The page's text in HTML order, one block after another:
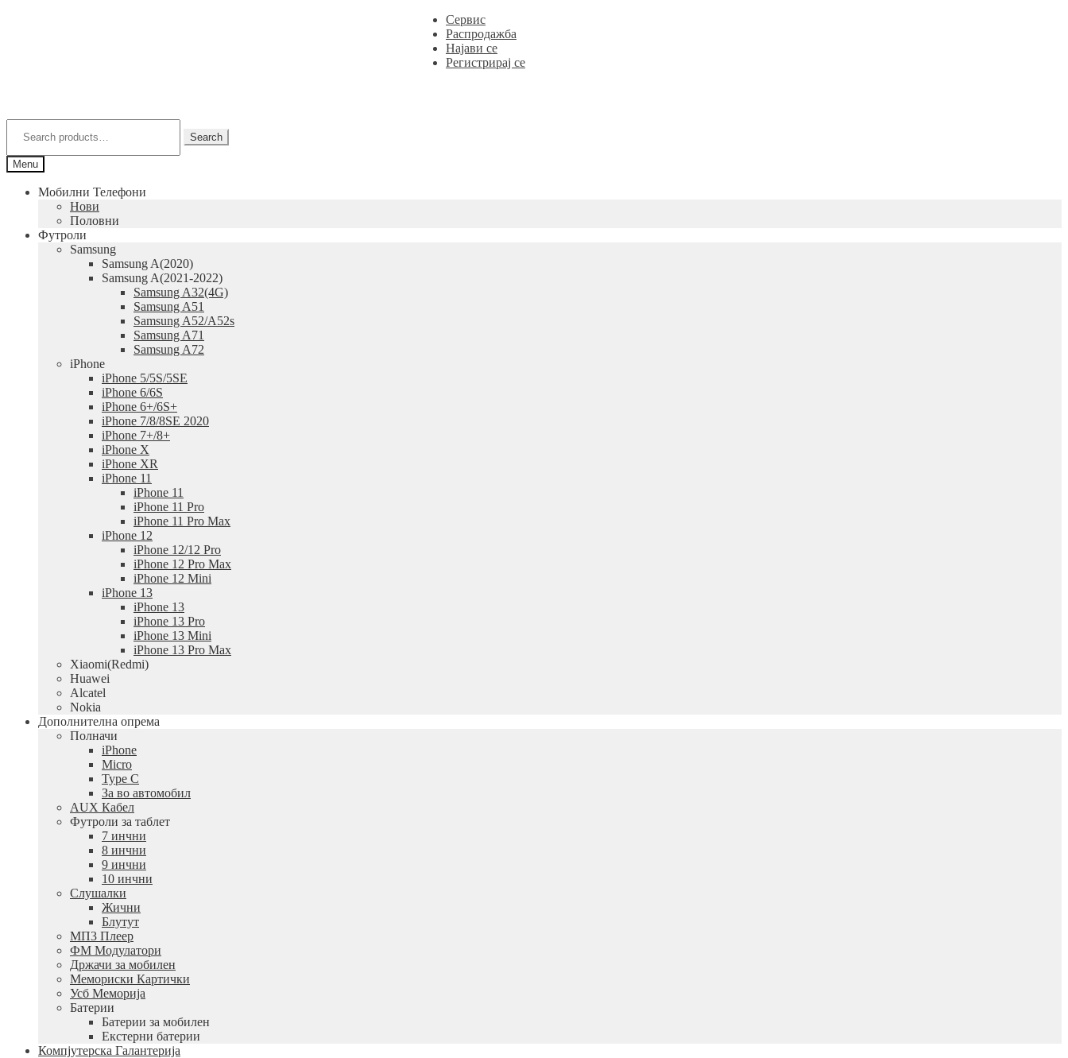
Сервис
Распродажба
Најави се
Регистрирај се
Search
Menu
Мобилни Телефони
Нови
Половни
Футроли
Samsung
Samsung A(2020)
Samsung A(2021-2022)
Samsung A32(4G)
Samsung A51
Samsung A52/A52s
Samsung A71
Samsung A72
iPhone
iPhone 5/5S/5SE
iPhone 6/6S
iPhone 6+/6S+
iPhone 7/8/8SE 2020
iPhone 7+/8+
iPhone X
iPhone XR
iPhone 11
iPhone 11
iPhone 11 Pro
iPhone 11 Pro Max
iPhone 12
iPhone 12/12 Pro
iPhone 12 Pro Max
iPhone 12 Mini
iPhone 13
iPhone 13
iPhone 13 Pro
iPhone 13 Mini
iPhone 13 Pro Max
Xiaomi(Redmi)
Huawei
Alcatel
Nokia
Дополнителна опрема
Полначи
iPhone
Micro
Type C
За во автомобил
AUX Кабел
Футроли за таблет
7 инчни
8 инчни
9 инчни
10 инчни
Слушалки
Жични
Блутут
МП3 Плеер
ФМ Модулатори
Држачи за мобилен
Мемориски Картички
Усб Меморија
Батерии
Батерии за мобилен
Екстерни батерии
Компјутерска Галантерија